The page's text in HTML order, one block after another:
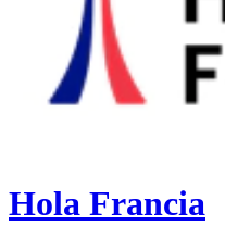
Hola Francia